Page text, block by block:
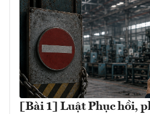
[Bài 1] Luật Phục hồi,